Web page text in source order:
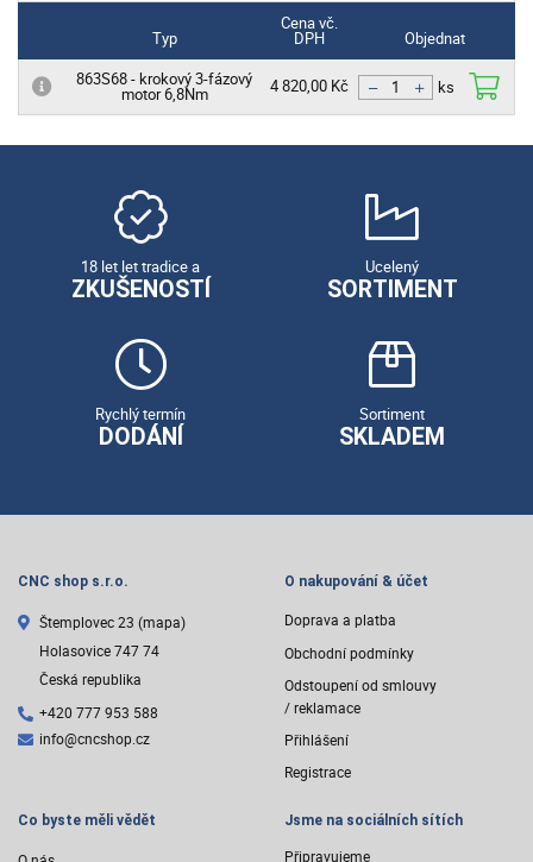
Typ
Cena vč.
DPH
Objednat
863S68 - krokový 3-fázový
motor 6,8Nm 4 820,00 Kč ks
18 let let tradice a
ZKUŠENOSTÍ
Ucelený
SORTIMENT
Rychlý termín
DODÁNÍ
Sortiment
SKLADEM
CNC shop s.r.o.
Štemplovec 23 (mapa)
Holasovice 747 74
Česká republika
+420 777 953 588
info@cncshop.cz
O nakupování & účet
Doprava a platba
Obchodní podmínky
Odstoupení od smlouvy
/ reklamace
Přihlášení
Registrace
Co byste měli vědět Jsme na sociálních sítích
Připravujeme